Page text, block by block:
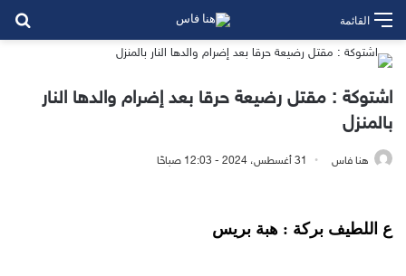
القائمة
اشتوكة : مقتل رضيعة حرقا بعد إضرام والدها النار
بالمنزل
هنا فاس 31 أغسطس، 2024 - 12:03 صباحًا
ع اللطيف بركة : هبة بريس